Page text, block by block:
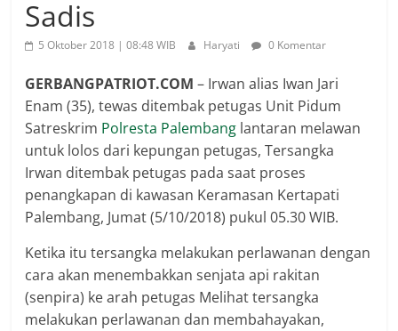
Sadis
5 Oktober 2018 | 08:48 WIB Haryati 0 Komentar
GERBANGPATRIOT.COM – Irwan alias Iwan Jari
Enam (35), tewas ditembak petugas Unit Pidum
Satreskrim Polresta Palembang lantaran melawan
untuk lolos dari kepungan petugas, Tersangka
Irwan ditembak petugas pada saat proses
penangkapan di kawasan Keramasan Kertapati
Palembang, Jumat (5/10/2018) pukul 05.30 WIB.
Ketika itu tersangka melakukan perlawanan dengan
cara akan menembakkan senjata api rakitan
(senpira) ke arah petugas Melihat tersangka
melakukan perlawanan dan membahayakan,